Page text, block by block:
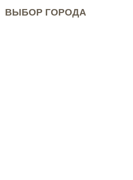
ВЫБОР ГОРОДА